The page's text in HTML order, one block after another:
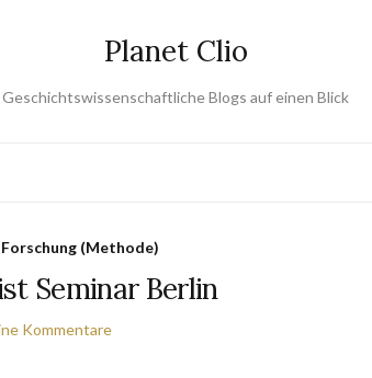
Planet Clio
Geschichtswissenschaftliche Blogs auf einen Blick
Forschung (Methode)
Seminar Berlin
Kommentare